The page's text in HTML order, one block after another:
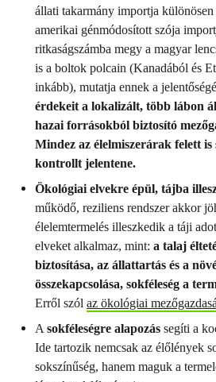
állati takarmány importja
amerikai génmódosított szója
ritkaságszámba megy a magyar
is a boltok polcain (Kanadából és
inkább), mutatja ennek a
érdekeit a lokalizált, több lábon
hazai forrásokból biztosító
Mindez az élelmiszerárak felett
kontrollt jelentene.
Ökológiai elvekre épül, tájba
működő, reziliens rendszer akkor
élelemtermelés illeszkedik a táji
elveket alkalmaz, mint: a talaj
biztosítása, az állattartás és a
összekapcsolása, sokféleség a
Erről szól az ökológiai
Asokféleségre alapozás segíti a
Ide tartozik nemcsak az élőlények
sokszínűség, hanem maguk a